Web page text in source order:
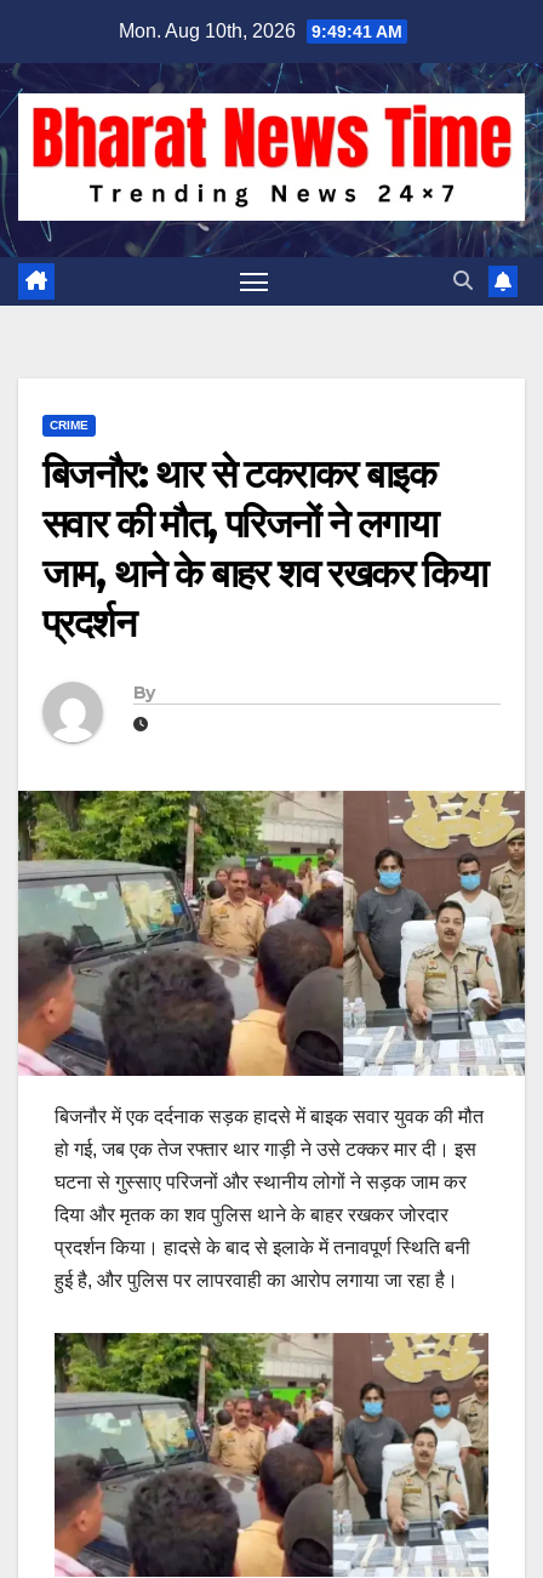
content
Mon. Aug 10th, 2026 9:49:41 AM
CRIME
बिजनौर: थार से टकराकर बाइक
सवार की मौत, परिजनों ने लगाया
जाम, थाने के बाहर शव रखकर किया
प्रदर्शन
By
बिजनौर में एक दर्दनाक सड़क हादसे में बाइक सवार युवक की मौत
हो गई, जब एक तेज रफ्तार थार गाड़ी ने उसे टक्कर मार दी। इस
घटना से गुस्साए परिजनों और स्थानीय लोगों ने सड़क जाम कर
दिया और मृतक का शव पुलिस थाने के बाहर रखकर जोरदार
प्रदर्शन किया। हादसे के बाद से इलाके में तनावपूर्ण स्थिति बनी
हुई है, और पुलिस पर लापरवाही का आरोप लगाया जा रहा है।